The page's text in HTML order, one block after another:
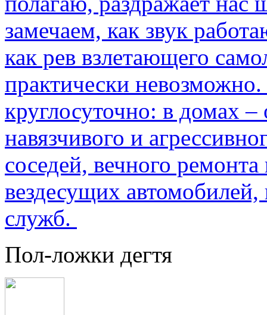
замечаем, как звук
как рев взлетающего
практически
круглосуточно: в домах
навязчивого и
соседей, вечного
вездесущих
служб.
Пол-ложки дегтя